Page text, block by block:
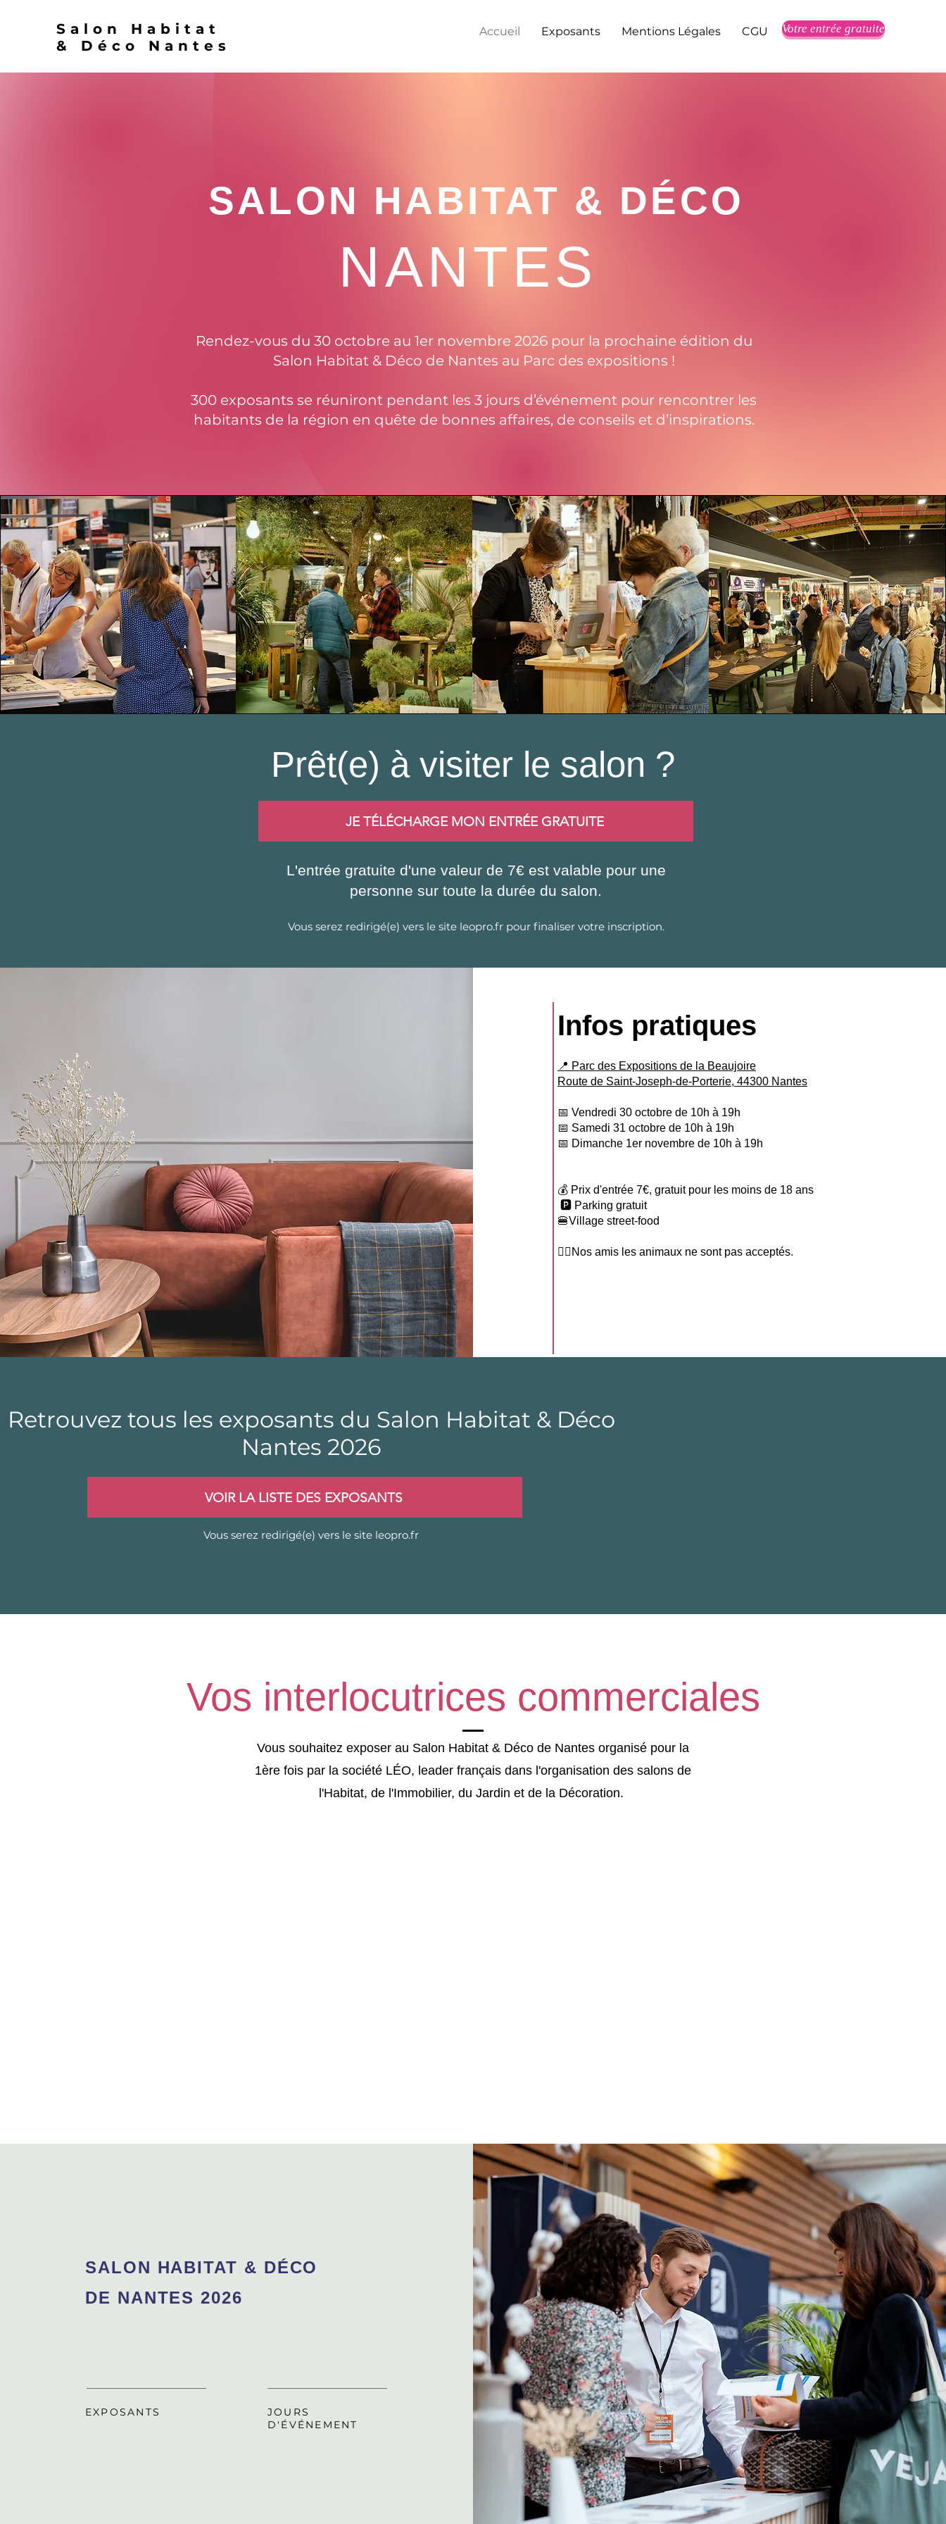
Salon Habitat
& Déco Nantes
Accueil Exposants Mentions Légales CGU Votre entrée gratuite
SALON HABITAT & DÉCO
NANTES
Rendez-vous du 30 octobre au 1er novembre 2026 pour la prochaine édition du
Salon Habitat & Déco de Nantes au Parc des expositions !
300 exposants se réuniront pendant les 3 jours d’événement pour rencontrer les
habitants de la région en quête de bonnes affaires, de conseils et d’inspirations.
Prêt(e) à visiter le salon ?
JE TÉLÉCHARGE MON ENTRÉE GRATUITE
L'entrée gratuite d'une valeur de 7€ est valable pour une
personne sur toute la durée du salon.
Vous serez redirigé(e) vers le site leopro.fr pour finaliser votre inscription.​
Infos pratiques
📍 Parc des Expositions de la Beaujoire
Route de Saint-Joseph-de-Porterie, 44300 Nantes
📅 Vendredi 30 octobre de 10h à 19h
📅 Samedi 31 octobre de 10h à 19h
📅 Dimanche 1er novembre de 10h à 19h
💰 Prix d'entrée 7€, gratuit pour les moins de 18 ans
🅿 Parking gratuit
🍔Village street-food
🐕‍🦺Nos amis les animaux ne sont pas acceptés.
Retrouvez tous les exposants du Salon Habitat & Déco
Nantes 2026
VOIR LA LISTE DES EXPOSANTS
Vous serez redirigé(e) vers le site leopro.fr
Vos interlocutrices commerciales
Vous souhaitez exposer au Salon Habitat & Déco de Nantes organisé pour la
1ère fois par la société LÉO, leader français dans l'organisation des salons de
l'Habitat, de l'Immobilier, du Jardin et de la Décoration.
SALON HABITAT & DÉCO
DE NANTES 2026
EXPOSANTS
JOURS
D'ÉVÉNEMENT